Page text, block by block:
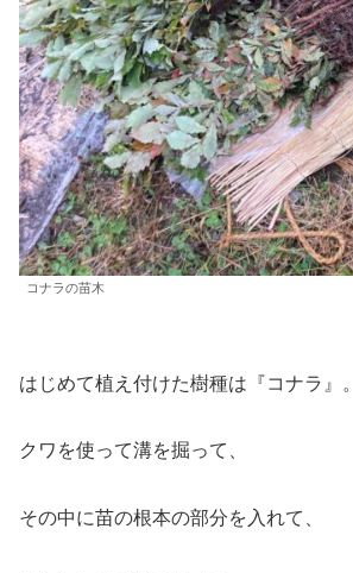
コナラの苗木
はじめて植え付けた樹種は『コナラ』。
クワを使って溝を掘って、
その中に苗の根本の部分を入れて、